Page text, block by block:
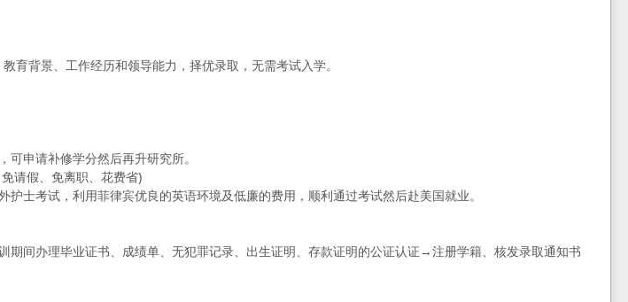
背景、工作经历和领导能力，择优录取，无需考试入学。
申请补修学分然后再升研究所。
请假、免离职、花费省)
士考试，利用菲律宾优良的英语环境及低廉的费用，顺利通过考试然后赴美国就业。
间办理毕业证书、成绩单、无犯罪记录、出生证明、存款证明的公证认证→注册学籍、核发录取通知书